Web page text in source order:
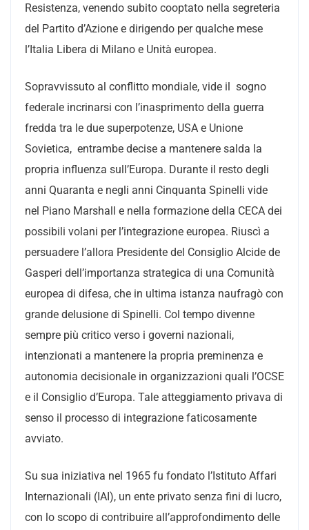
Resistenza, venendo subito cooptato nella segreteria
del Partito d’Azione e dirigendo per qualche mese
l’Italia Libera di Milano e Unità europea.
Sopravvissuto al conflitto mondiale, vide il sogno
federale incrinarsi con l’inasprimento della guerra
fredda tra le due superpotenze, USA e Unione
Sovietica, entrambe decise a mantenere salda la
propria influenza sull’Europa. Durante il resto degli
anni Quaranta e negli anni Cinquanta Spinelli vide
nel Piano Marshall e nella formazione della CECA dei
possibili volani per l’integrazione europea. Riuscì a
persuadere l’allora Presidente del Consiglio Alcide de
Gasperi dell’importanza strategica di una Comunità
europea di difesa, che in ultima istanza naufragò con
grande delusione di Spinelli. Col tempo divenne
sempre più critico verso i governi nazionali,
intenzionati a mantenere la propria preminenza e
autonomia decisionale in organizzazioni quali l’OCSE
e il Consiglio d’Europa. Tale atteggiamento privava di
senso il processo di integrazione faticosamente
avviato.
Su sua iniziativa nel 1965 fu fondato l’Istituto Affari
Internazionali (IAI), un ente privato senza fini di lucro,
con lo scopo di contribuire all’approfondimento delle